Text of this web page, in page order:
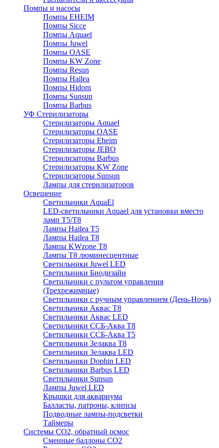
Помпы и насосы
Помпы EHEIM
Помпы Sicce
Помпы Aquael
Помпы Juwel
Помпы OASE
Помпы KW Zone
Помпы Resun
Помпы Hailea
Помпы Hidom
Помпы Sunsun
Помпы Barbus
УФ Стерилизаторы
Стерилизаторы Aquael
Стерилизаторы OASE
Стерилизаторы Eheim
Стерилизаторы JEBO
Стерилизаторы Barbus
Стерилизаторы KW Zone
Стерилизаторы Sunsun
Лампы для стерилизаторов
Освещение
Cветильники AquaEl
LED-светильники Aquael для установки вместо
ламп Т5/Т8
Лампы Hailea Т5
Лампы Hailea Т8
Лампы KWzone Т8
Лампы Т8 люминесцентные
Светильники Juwel LED
Светильники Биодизайн
Светильники с пультом управления
(Трехрежимные)
Светильники с ручным управлением (День-Ночь)
Светильники Аквас Т8
Светильники Аквас LED
Светильники ССБ-Аква Т8
Светильники ССБ-Аква Т5
Светильники Зелаква Т8
Светильники Зелаква LED
Светильники Dophin LED
Светильники Barbus LED
Светильники Sunsun
Лампы Juwel LED
Крышки для аквариума
Балласты, патроны, клипсы
Подводные лампы-подсветки
Таймеры
Системы CO2, обратный осмос
Сменные баллоны СО2